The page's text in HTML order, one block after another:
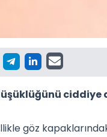
ciddiye
göz